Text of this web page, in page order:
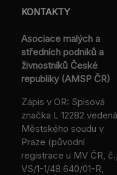
KONTAKTY
Asociace malých a
středních podniků a
živnostníků České
republiky (AMSP ČR)
Zápis v OR: Spisová
značka L 12282
Městského soudu v
Praze (původní
registrace u MV ČR,
VS/1-1/48 640/01-R,